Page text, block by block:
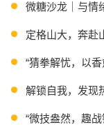
微糖沙龙｜与情
定格山大，奔赴
“猜拳解忧，以
解锁自我，发现
“微技盎然，趣